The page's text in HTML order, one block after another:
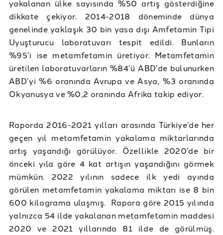
yakalanan ülke sayısında %50 artış gösterdiğine
dikkate çekiyor. 2014-2018 döneminde dünya
genelinde yaklaşık 30 bin yasa dışı Amfetamin Tipi
Uyuşturucu laboratuvarı tespit edildi. Bunların
%95’i ise metamfetamin üretiyor. Metamfetamin
üretilen laboratuvarların %84’ü ABD’de bulunurken
ABD’yi %6 oranında Avrupa ve Asya, %3 oranında
Okyanusya ve %0,2 oranında Afrika takip ediyor.
Raporda 2016-2021 yılları arasında Türkiye’de her
geçen yıl metamfetamin yakalama miktarlarında
artış yaşandığı görülüyor. Özellikle 2020’de bir
önceki yıla göre 4 kat artışın yaşandığını görmek
mümkün. 2022 yılının sadece ilk yedi ayında
görülen metamfetamin yakalama miktarı ise 8 bin
600 kilograma ulaşmış. Rapora göre 2015 yılında
yalnızca 54 ilde yakalanan metamfetamin maddesi
2020 ve 2021 yıllarında 81 ilde de görülmüş.